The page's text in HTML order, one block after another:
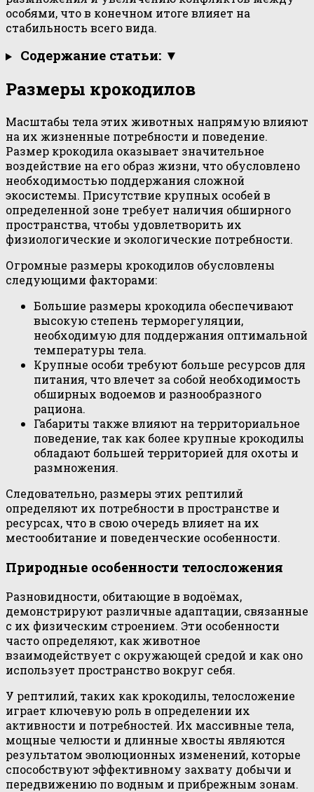
особями, что в конечном итоге влияет на
стабильность всего вида.
Содержание статьи: ▼
Размеры крокодилов
Масштабы тела этих животных напрямую влияют
на их жизненные потребности и поведение.
Размер крокодила оказывает значительное
воздействие на его образ жизни, что обусловлено
необходимостью поддержания сложной
экосистемы. Присутствие крупных особей в
определенной зоне требует наличия обширного
пространства, чтобы удовлетворить их
физиологические и экологические потребности.
Огромные размеры крокодилов обусловлены
следующими факторами:
Большие размеры крокодила обеспечивают
высокую степень терморегуляции,
необходимую для поддержания оптимальной
температуры тела.
Крупные особи требуют больше ресурсов для
питания, что влечет за собой необходимость
обширных водоемов и разнообразного
рациона.
Габариты также влияют на территориальное
поведение, так как более крупные крокодилы
обладают большей территорией для охоты и
размножения.
Следовательно, размеры этих рептилий
определяют их потребности в пространстве и
ресурсах, что в свою очередь влияет на их
местообитание и поведенческие особенности.
Природные особенности телосложения
Разновидности, обитающие в водоёмах,
демонстрируют различные адаптации, связанные
с их физическим строением. Эти особенности
часто определяют, как животное
взаимодействует с окружающей средой и как оно
использует пространство вокруг себя.
У рептилий, таких как крокодилы, телосложение
играет ключевую роль в определении их
активности и потребностей. Их массивные тела,
мощные челюсти и длинные хвосты являются
результатом эволюционных изменений, которые
способствуют эффективному захвату добычи и
передвижению по водным и прибрежным зонам.